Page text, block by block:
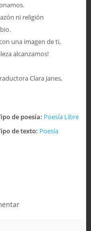
ni religión
una imagen de ti,
alcanzamos!
Clara Janes,
de poesía: Poesía Libre
de texto: Poesía